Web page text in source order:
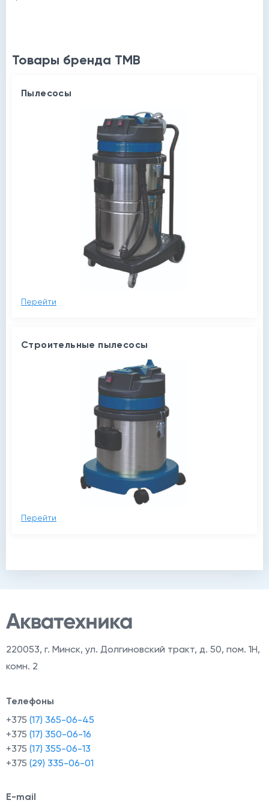
Товары бренда TMB
Пылесосы
Перейти
Строительные пылесосы
Перейти
220053, г. Минск, ул. Долгиновский тракт, д. 50, пом. 1Н,
комн. 2
Телефоны
+375 (17) 365-06-45
+375 (17) 350-06-16
+375 (17) 355-06-13
+375 (29) 335-06-01
E-mail